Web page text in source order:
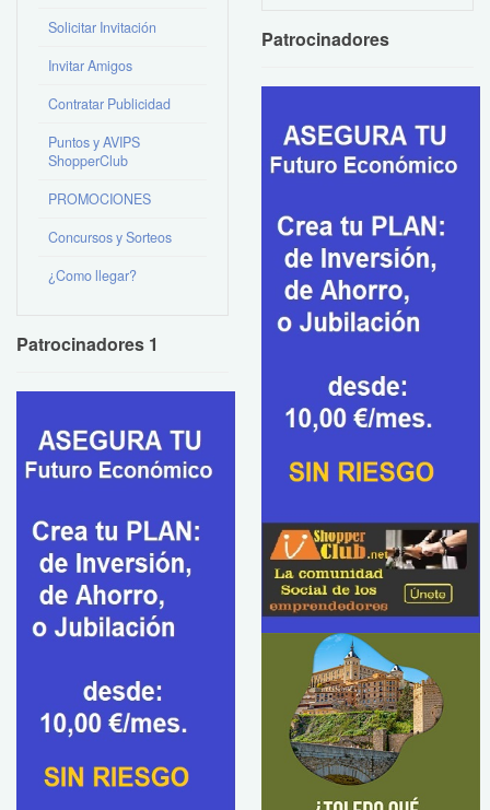
Solicitar Invitación
Invitar Amigos
Contratar Publicidad
Puntos y AVIPS
ShopperClub
PROMOCIONES
Concursos y Sorteos
¿Como llegar?
Patrocinadores 1
Patrocinadores